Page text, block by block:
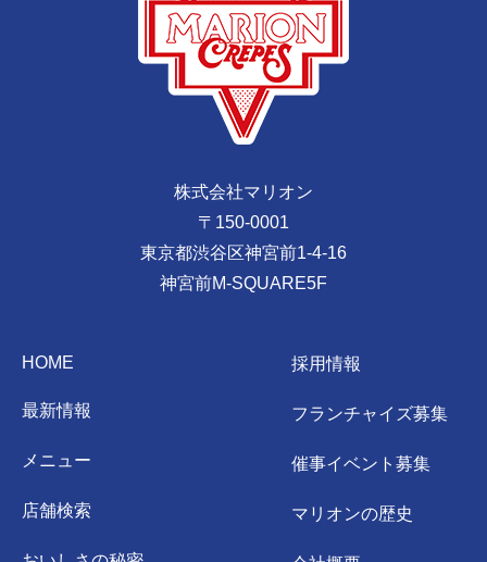
株式会社マリオン
〒150-0001
東京都渋谷区神宮前1-4-16
神宮前M-SQUARE5F
HOME
最新情報
メニュー
店舗検索
採用情報
フランチャイズ募集
催事イベント募集
マリオンの歴史